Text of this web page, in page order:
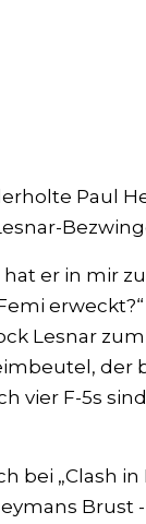
Paul
er in mir
Lesnar
der
vier F-5s
bei „Clash in
Brust